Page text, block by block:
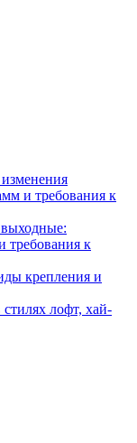
и требования к
требования к
крепления и
лофт, хай-